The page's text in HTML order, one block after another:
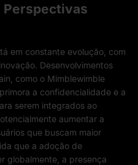
Perspectivas
em constante evolução, com
Desenvolvimentos
como o Mimblewimble
a confidencialidade e a
serem integrados ao
aumentar a
que buscam maior
que a adoção de
globalmente, a presença